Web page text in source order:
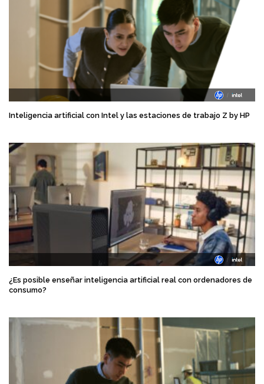
Inteligencia artificial con Intel y las estaciones de trabajo Z by HP
¿Es posible enseñar inteligencia artificial real con ordenadores de
consumo?